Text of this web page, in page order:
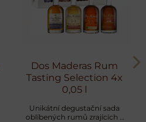
Dos Maderas Rum
Tasting Selection 4x
0,05 l
Unikátní degustační sada
oblíbených rumů zrajících v